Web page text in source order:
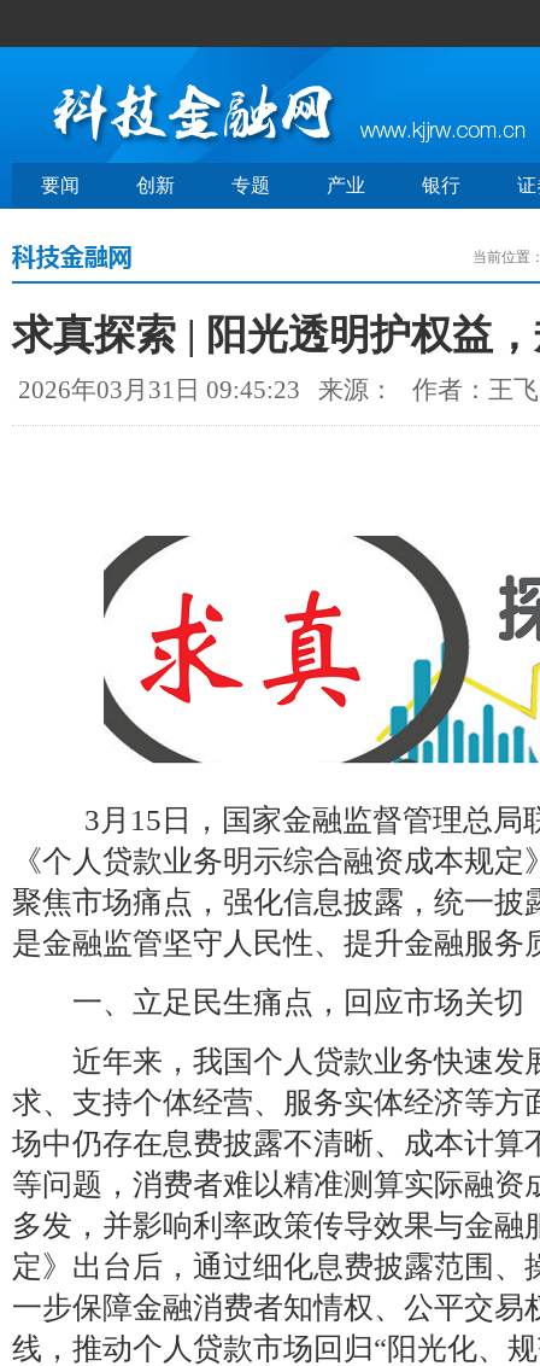
要闻 创新 专题 产业 银行 证
当前位置
求真探索 | 阳光透明护权益
2026年03月31日 09:45:23 来源： 作者：王
3月15日，国家金融监督管理总局
《个人贷款业务明示综合融资成本规
聚焦市场痛点，强化信息披露，统一披
是金融监管坚守人民性、提升金融服务
一、立足民生痛点，回应市场关切
近年来，我国个人贷款业务快速发
求、支持个体经营、服务实体经济等方
场中仍存在息费披露不清晰、成本计算
等问题，消费者难以精准测算实际融资
多发，并影响利率政策传导效果与金融
定》出台后，通过细化息费披露范围、
一步保障金融消费者知情权、公平交易
线，推动个人贷款市场回归“阳光化、